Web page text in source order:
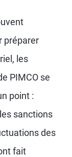
préparer
les
PIMCO se
point :
sanctions
des
fait